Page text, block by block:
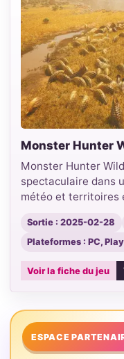
Monster Hunter
Monster Hunter
spectaculaire dans
météo et territoires
Sortie : 2025-02-28
Plateformes : PC,
Voir la fiche du jeu
ESPACE